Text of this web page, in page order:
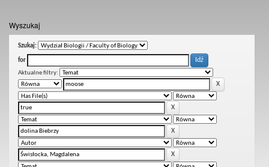
Wyszukaj
Szukaj:
for
Aktualne filtry: